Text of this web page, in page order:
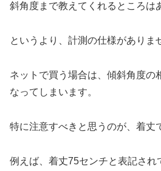
斜角度まで教えてくれるところは
というより、計測の仕様がありま
ネットで買う場合は、傾斜角度の
なってしまいます。
特に注意すべきと思うのが、着丈
例えば、着丈75センチと表記され